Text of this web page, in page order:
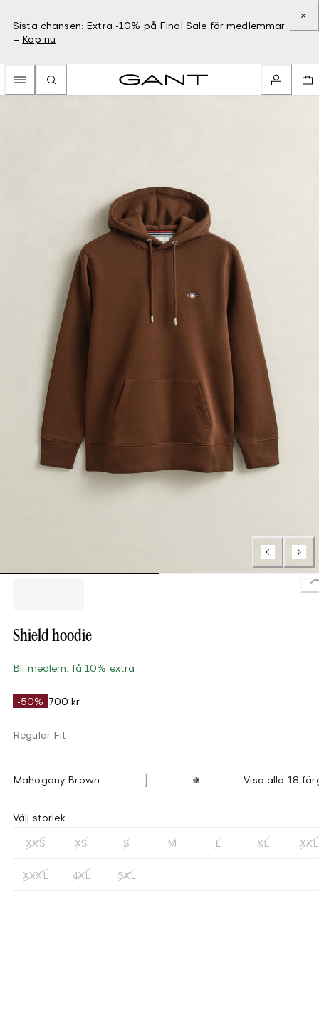
Sista chansen: Extra -10% på Final Sale för medlemmar
– Köp nu
Shield hoodie
Bli medlem, få 10% extra
-50% 700 kr
Regular Fit
Mahogany Brown Visa alla 18
Välj storlek
XXS XS S M L XL XXL
XXXL 4XL 5XL